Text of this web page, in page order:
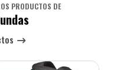
PRODUCTOS DE